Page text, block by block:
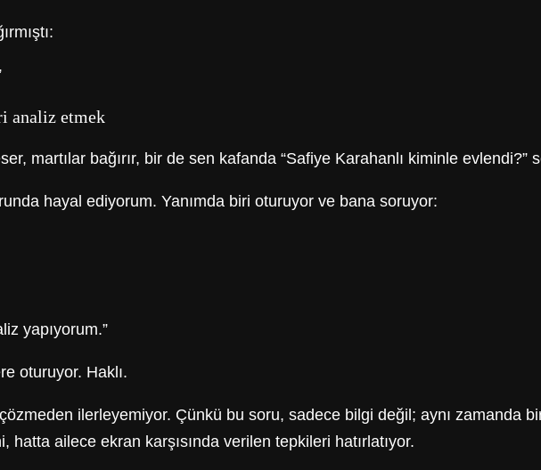
analiz etmek
martılar bağırır, bir de sen kafanda “Safiye Karahanlı kiminle evlendi?”
hayal ediyorum. Yanımda biri oturuyor ve bana soruyor:
yapıyorum.”
oturuyor. Haklı.
ilerleyemiyor. Çünkü bu soru, sadece bilgi değil; aynı zamanda
hatta ailece ekran karşısında verilen tepkileri hatırlatıyor.